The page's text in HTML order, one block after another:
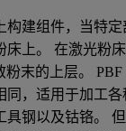
构建组件，当特定
床上。 在激光粉床
粉末的上层。 PBF
同，适用于加工各
具钢以及钴铬。 但